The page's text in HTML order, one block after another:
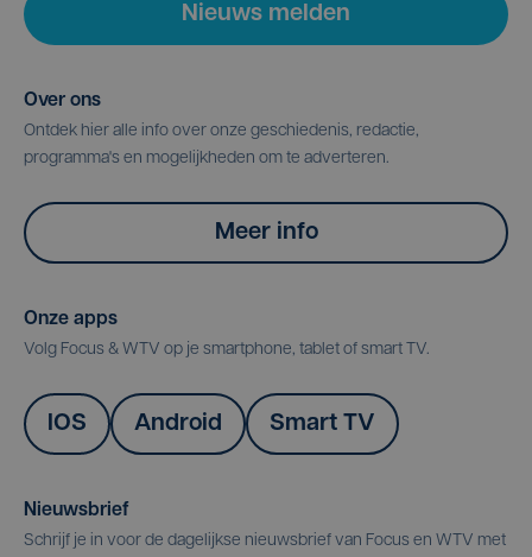
Nieuws melden
Over ons
Ontdek hier alle info over onze geschiedenis, redactie,
programma's en mogelijkheden om te adverteren.
Meer info
Onze apps
Volg Focus & WTV op je smartphone, tablet of smart TV.
IOS Android Smart TV
Nieuwsbrief
Schrijf je in voor de dagelijkse nieuwsbrief van Focus en WTV met